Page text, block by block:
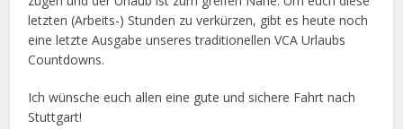
letzten (Arbeits-) Stunden zu verkürzen, gibt es heute noch
eine letzte Ausgabe unseres traditionellen VCA Urlaubs
Countdowns.
Ich wünsche euch allen eine gute und sichere Fahrt nach
Stuttgart!